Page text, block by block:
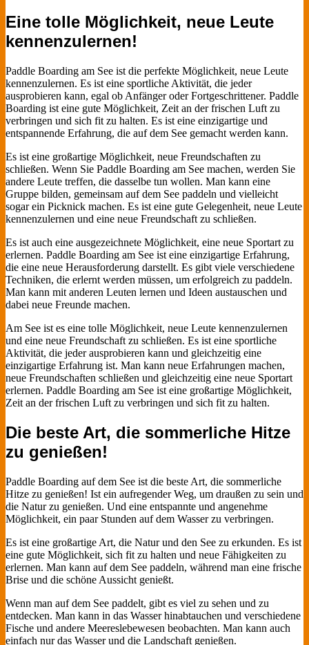
Eine tolle Möglichkeit, neue Leute
kennenzulernen!
Paddle Boarding am See ist die perfekte Möglichkeit, neue Leute
kennenzulernen. Es ist eine sportliche Aktivität, die jeder
ausprobieren kann, egal ob Anfänger oder Fortgeschrittener. Paddle
Boarding ist eine gute Möglichkeit, Zeit an der frischen Luft zu
verbringen und sich fit zu halten. Es ist eine einzigartige und
entspannende Erfahrung, die auf dem See gemacht werden kann.
Es ist eine großartige Möglichkeit, neue Freundschaften zu
schließen. Wenn Sie Paddle Boarding am See machen, werden Sie
andere Leute treffen, die dasselbe tun wollen. Man kann eine
Gruppe bilden, gemeinsam auf dem See paddeln und vielleicht
sogar ein Picknick machen. Es ist eine gute Gelegenheit, neue Leute
kennenzulernen und eine neue Freundschaft zu schließen.
Es ist auch eine ausgezeichnete Möglichkeit, eine neue Sportart zu
erlernen. Paddle Boarding am See ist eine einzigartige Erfahrung,
die eine neue Herausforderung darstellt. Es gibt viele verschiedene
Techniken, die erlernt werden müssen, um erfolgreich zu paddeln.
Man kann mit anderen Leuten lernen und Ideen austauschen und
dabei neue Freunde machen.
Am See ist es eine tolle Möglichkeit, neue Leute kennenzulernen
und eine neue Freundschaft zu schließen. Es ist eine sportliche
Aktivität, die jeder ausprobieren kann und gleichzeitig eine
einzigartige Erfahrung ist. Man kann neue Erfahrungen machen,
neue Freundschaften schließen und gleichzeitig eine neue Sportart
erlernen. Paddle Boarding am See ist eine großartige Möglichkeit,
Zeit an der frischen Luft zu verbringen und sich fit zu halten.
Die beste Art, die sommerliche Hitze
zu genießen!
Paddle Boarding auf dem See ist die beste Art, die sommerliche
Hitze zu genießen! Ist ein aufregender Weg, um draußen zu sein und
die Natur zu genießen. Und eine entspannte und angenehme
Möglichkeit, ein paar Stunden auf dem Wasser zu verbringen.
Es ist eine großartige Art, die Natur und den See zu erkunden. Es ist
eine gute Möglichkeit, sich fit zu halten und neue Fähigkeiten zu
erlernen. Man kann auf dem See paddeln, während man eine frische
Brise und die schöne Aussicht genießt.
Wenn man auf dem See paddelt, gibt es viel zu sehen und zu
entdecken. Man kann in das Wasser hinabtauchen und verschiedene
Fische und andere Meereslebewesen beobachten. Man kann auch
einfach nur das Wasser und die Landschaft genießen.